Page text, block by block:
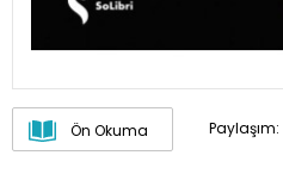
Ön Okuma Paylaşım: